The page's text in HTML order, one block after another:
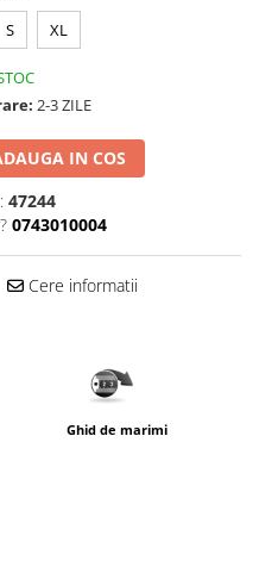
S XL
2-3 ZILE
IN COS
47244
0743010004
Cere informatii
Ghid de marimi